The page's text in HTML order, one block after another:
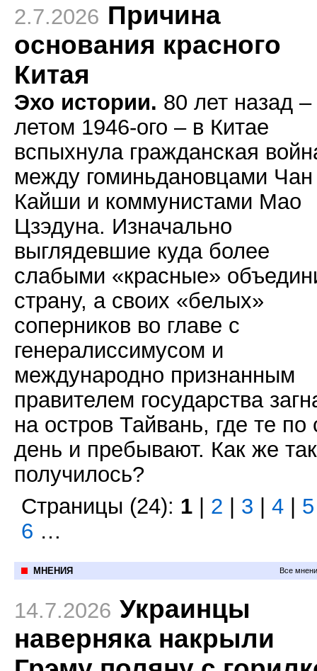
2.7.2026 Причина
основания красного
Китая
Эхо истории. 80 лет назад –
летом 1946-ого – в Китае
вспыхнула гражданская
между гоминьдановцами Чан
Кайши и коммунистами Мао
Цзэдуна. Изначально
выглядевшие куда более
слабыми «красные»
страну, а своих «белых»
соперников во главе с
генералиссимусом и
международно признанным
правителем государства
на остров Тайвань, где те по
день и пребывают. Как же так
получилось?
Страницы (24): 1 2 3 4 5
6 …
МНЕНИЯ Все
14.7.2026 Украинцы
наверняка накрыли